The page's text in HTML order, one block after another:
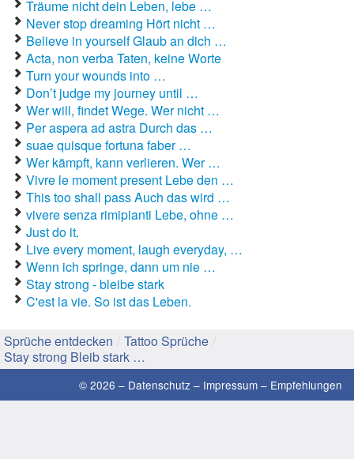
Facebook Sprüche
Fußballsprüche
Gute Nacht Sprüche
Gute Sprüche
Guten Morgen Sprüche
Hochzeitssprüche
Konfirmationssprüche
Lateinische Sprüche
Liebeskummer Sprüche
Lustige Sprüche
Mama-Sprüche
Motivationssprüche
Träume nicht dein Leben, lebe …
Never stop dreaming Hört nicht …
Believe in yourself Glaub an dich …
Acta, non verba Taten, keine Worte
Turn your wounds into …
Don’t judge my journey until …
Wer will, findet Wege. Wer nicht …
Per aspera ad astra Durch das …
suae quisque fortuna faber …
Wer kämpft, kann verlieren. Wer …
Vivre le moment present Lebe den …
This too shall pass Auch das wird …
vivere senza rimipianti Lebe, ohne …
Just do it.
Live every moment, laugh everyday, …
Wenn ich springe, dann um nie …
Stay strong - bleibe stark
C'est la vie. So ist das Leben.
Sprüche entdecken / Tattoo Sprüche /
Stay strong Bleib stark …
© 2026 – Datenschutz – Impressum – Empfehlungen